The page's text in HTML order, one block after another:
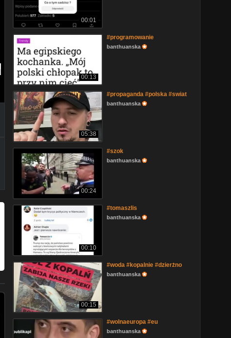
00:01
00:13
#programowanie
banthuanska
05:38
#propaganda #polska #swiat
banthuanska
00:24
#szok
banthuanska
00:10
#tomaszlis
banthuanska
00:15
#woda #kopalnie #dzierżno
banthuanska
#wolnaeuropa #eu
banthuanska